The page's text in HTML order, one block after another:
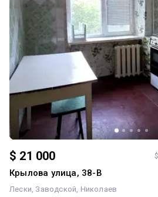
$ 21 000
Крылова улица, 38-В
Лески Заводской Николаев